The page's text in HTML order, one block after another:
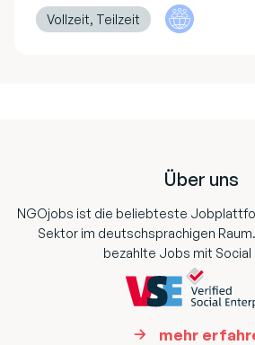
Vollzeit, Teilzeit
Über uns
NGOjobs ist die beliebteste
Sektor im deutschsprachigen
bezahlte Jobs mit Social
mehr